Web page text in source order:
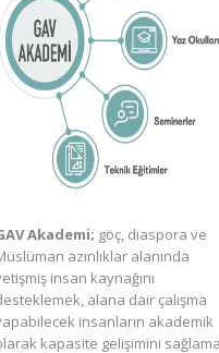
Akademi; göç, diaspora ve
azınlıklar alanında
insan kaynağını
alana dair çalışma
insanların akademik
kapasite gelişimini